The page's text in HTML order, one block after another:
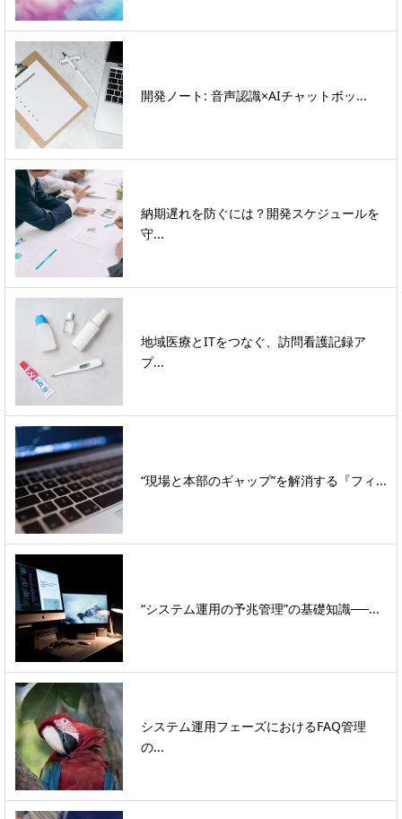
開発ノート: 音声認識×AIチャットボッ...
納期遅れを防ぐには？開発スケジュールを
守...
地域医療とITをつなぐ、訪問看護記録ア
プ...
“現場と本部のギャップ”を解消する『フィ...
“システム運用の予兆管理”の基礎知識──...
システム運用フェーズにおけるFAQ管理
の...